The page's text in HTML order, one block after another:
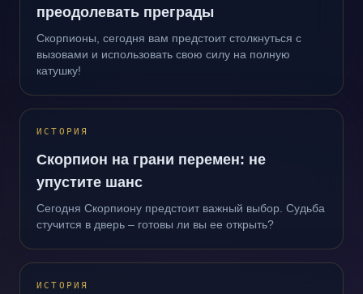
преодолевать преграды
Скорпионы, сегодня вам предстоит столкнуться с
вызовами и использовать свою силу на полную
катушку!
ИСТОРИЯ
Скорпион на грани перемен: не
упустите шанс
Сегодня Скорпиону предстоит важный выбор. Судьба
стучится в дверь – готовы ли вы ее открыть?
ИСТОРИЯ